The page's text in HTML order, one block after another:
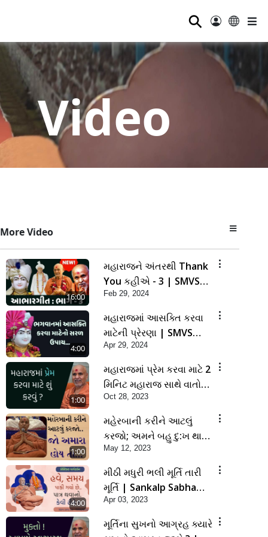
⚲
Video
More Video
16:00
મહારાજને અંતરથી Thank
You કહીએ - 3 | SMVS
Spiritual Journey
Feb 29, 2024
4:00
મહારાજમાં આસક્તિ કરવા
માટેની પ્રેરણા | SMVS
Spiritual Journey
Apr 29, 2024
1:00
મહારાજમાં પ્રેમ કરવા માટે 2
મિનિટ મહારાજ સાથે વાતો
કરો - નિકટતા વધશે | SMVS
Spiritual Journey
Oct 28, 2023
1:00
મહેરબાની કરીને આટલું
કરજો; અમને બહુ દુ:ખ થાય
છે... | SMVS Spiritual
Journey |
Swaminarayan
May 12, 2023
4:00
મીઠી મધુરી ભલી મૂર્તિ તારી
મૂર્તિ | Sankalp Sabha
Saar 17/02/2023 | SMVS
| Swaninarayan | 2023
Apr 03, 2023
મૂર્તિના સુખનો આગ્રહ ક્યારે